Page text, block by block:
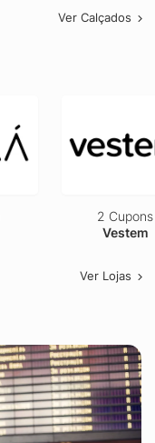
Ver Calçados
2 Cupons
Vestem
Ver Lojas